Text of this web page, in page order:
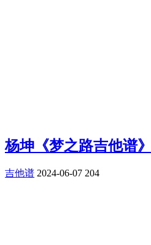
杨坤《梦之路吉他谱
吉他谱 2024-06-07 204